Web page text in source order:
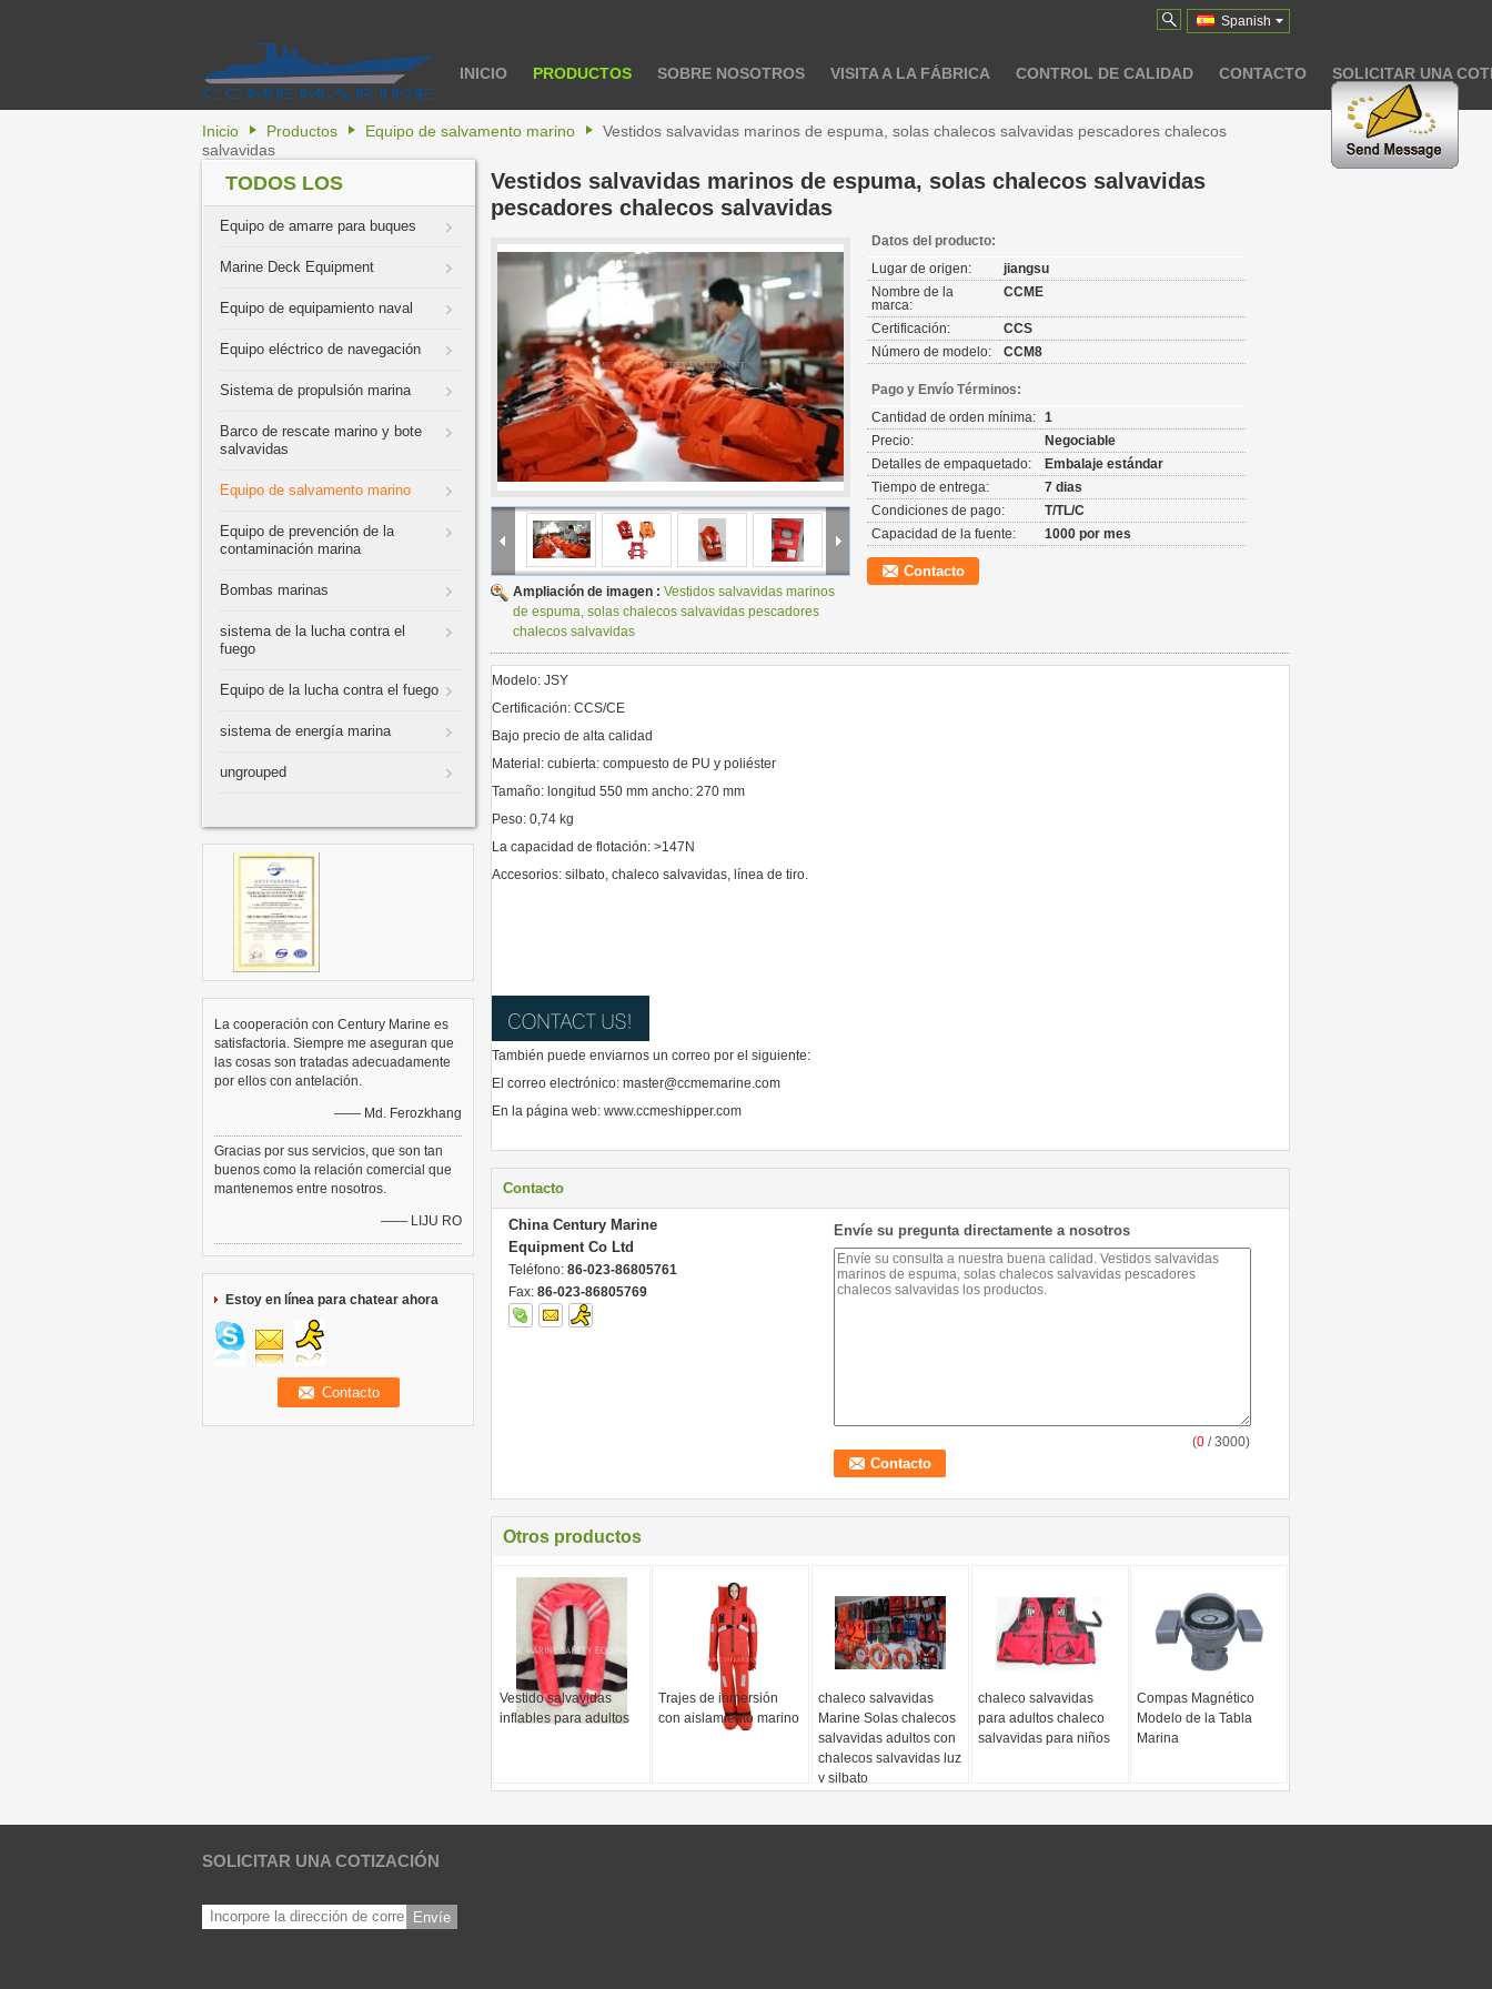
Spanish
INICIO PRODUCTOS SOBRE NOSOTROS VISITA A LA FÁBRICA CONTROL DE CALIDAD CONTACTO SOLICITAR UNA
Inicio Productos Equipo de salvamento marino
Vestidos salvavidas marinos de espuma, solas chalecos salvavidas pescadores chalecos
salvavidas
TODOS LOS
PRODUCTOS
Equipo de amarre para buques
Marine Deck Equipment
Equipo de equipamiento naval
Equipo eléctrico de navegación
Sistema de propulsión marina
Barco de rescate marino y bote
salvavidas
Equipo de salvamento marino
Equipo de prevención de la
contaminación marina
Bombas marinas
sistema de la lucha contra el
fuego
Equipo de la lucha contra el fuego
sistema de energía marina
ungrouped
La cooperación con Century Marine es
satisfactoria. Siempre me aseguran que
las cosas son tratadas adecuadamente
por ellos con antelación.
—— Md. Ferozkhang
Gracias por sus servicios, que son tan
buenos como la relación comercial que
mantenemos entre nosotros.
—— LIJU RO
Estoy en línea para chatear ahora
Vestidos salvavidas marinos de espuma, solas chalecos salvavidas
pescadores chalecos salvavidas
Ampliación de imagen : Vestidos salvavidas marinos
de espuma, solas chalecos salvavidas pescadores
chalecos salvavidas
Datos del producto:
Lugar de origen:
jiangsu
Nombre de la
marca:
CCME
Certificación:
CCS
Número de modelo:
CCM8
Pago y Envío Términos:
Cantidad de orden mínima: 1
Precio:
Negociable
Detalles de empaquetado:
Embalaje estándar
Tiempo de entrega:
7 dias
Condiciones de pago:
T/TL/C
Capacidad de la fuente:
1000 por mes
Contacto
Modelo: JSY
Certificación: CCS/CE
Bajo precio de alta calidad
Material: cubierta: compuesto de PU y poliéster
Tamaño: longitud 550 mm ancho: 270 mm
Peso: 0,74 kg
La capacidad de flotación: >147N
Accesorios: silbato, chaleco salvavidas, línea de tiro.
También puede enviarnos un correo por el siguiente:
El correo electrónico: master@ccmemarine.com
En la página web: www.ccmeshipper.com
Contacto
China Century Marine
Equipment Co Ltd
Teléfono: 86-023-86805761
Fax: 86-023-86805769
Envíe su pregunta directamente a nosotros
(0 / 3000)
Otros productos
Vestido salvavidas
inflables para adultos
Trajes de inmersión
con aislamiento marino
chaleco salvavidas
Marine Solas chalecos
salvavidas adultos con
chalecos salvavidas luz
y silbato
chaleco salvavidas
para adultos chaleco
salvavidas para niños
Compas Magnético
Modelo de la Tabla
Marina
SOLICITAR UNA COTIZACIÓN
Envíe